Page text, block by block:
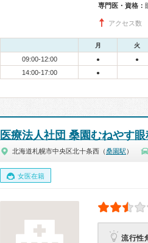
専門医・資格：
アクセス数
月 火
09:00-12:00 ● ●
14:00-17:00 ●
医療法人社団 桑園むねやす眼
北海道札幌市中央区北十条西（桑園駅 ）
女医在籍
流行性